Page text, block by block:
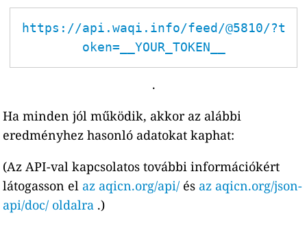
https://api.waqi.info/feed/@5810/?t
oken=__YOUR_TOKEN__
.
Ha minden jól működik, akkor az alábbi
eredményhez hasonló adatokat kaphat:
(Az API-val kapcsolatos további információkért
látogasson el az aqicn.org/api/ és az aqicn.org/json-
api/doc/ oldalra .)